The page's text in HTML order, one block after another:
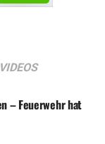
VIDEOS
– Feuerwehr hat